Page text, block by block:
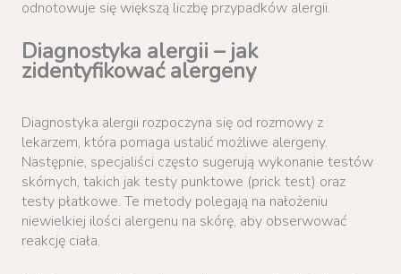
odnotowuje się większą liczbę przypadków alergii.
Diagnostyka alergii – jak
zidentyfikować alergeny
Diagnostyka alergii rozpoczyna się od rozmowy z
lekarzem, która pomaga ustalić możliwe alergeny.
Następnie, specjaliści często sugerują wykonanie testów
skórnych, takich jak testy punktowe (prick test) oraz
testy płatkowe. Te metody polegają na nałożeniu
niewielkiej ilości alergenu na skórę, aby obserwować
reakcję ciała.